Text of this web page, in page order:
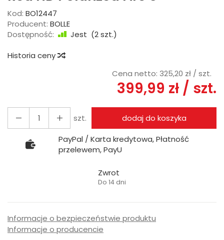
Kod: BO12447
Producent: BOLLE
Dostępność:
Jest (2szt.)
Historia ceny
Cena netto: 325,20 zł / szt.
399,99 zł / szt.
szt.
dodaj do koszyka
PayPal / Karta kredytowa, Płatność
przelewem, PayU
Zwrot
Do 14 dni
Informacje o bezpieczeństwie produktu
Informacje o producencie